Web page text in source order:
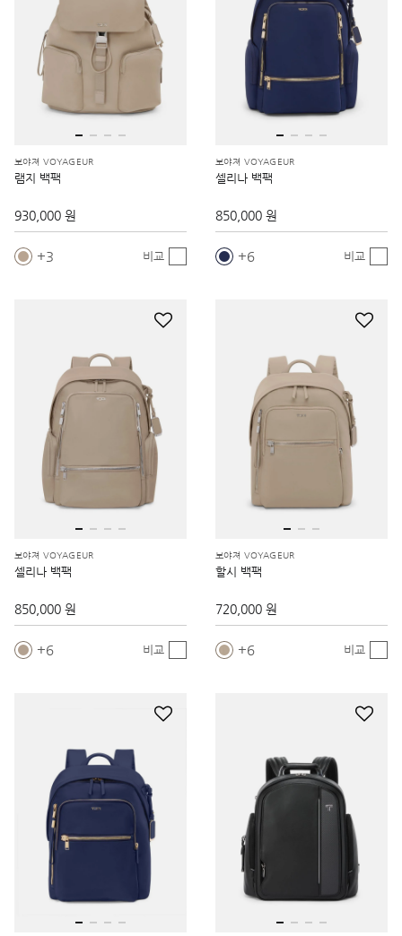
보야져 VOYAGEUR
램지 백팩
930,000 원
3 비교
보야져 VOYAGEUR
셀리나 백팩
850,000 원
6 비교
보야져 VOYAGEUR
셀리나 백팩
850,000 원
6 비교
보야져 VOYAGEUR
할시 백팩
720,000 원
6 비교